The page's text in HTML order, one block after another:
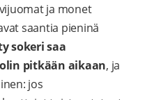
ja monet
saantia pieninä
sokeri saa
pitkään aikaan, ja
jos